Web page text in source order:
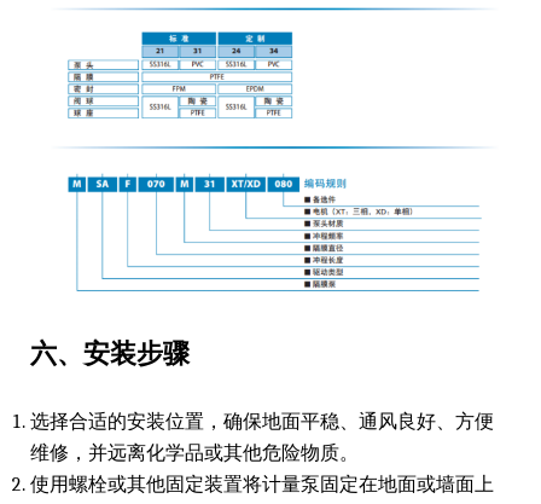
六、安装步骤
选择合适的安装位置，确保地面平稳、通风良好、方便
维修，并远离化学品或其他危险物质。
使用螺栓或其他固定装置将计量泵固定在地面或墙面上